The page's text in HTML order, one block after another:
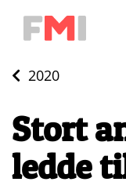
2020
Stort
ledde